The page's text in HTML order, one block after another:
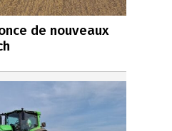
de nouveaux